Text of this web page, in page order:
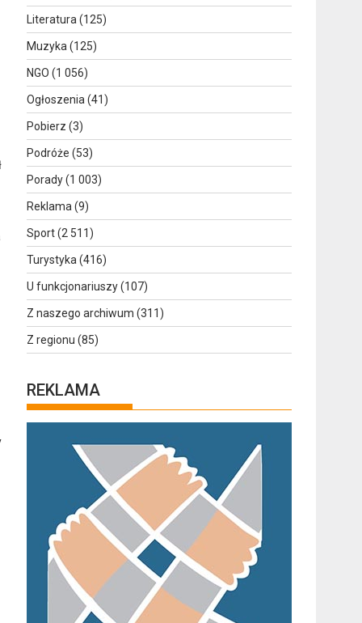
Literatura (125)
Muzyka (125)
NGO (1 056)
Ogłoszenia (41)
Pobierz (3)
Podróże (53)
Porady(1 003)
Reklama (9)
Sport(2 511)
Turystyka (416)
U funkcjonariuszy(107)
Z naszego archiwum (311)
Z regionu (85)
REKLAMA